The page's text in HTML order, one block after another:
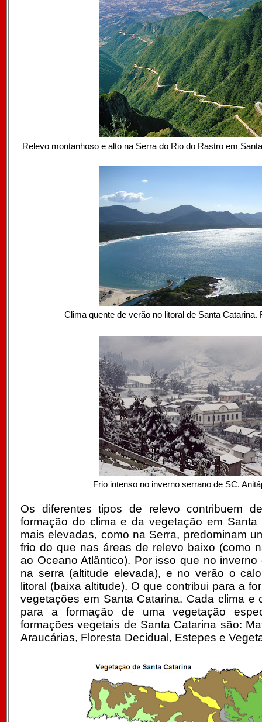
Relevo montanhoso e alto na Serra do Rio do Rastro em
Clima quente de verão no litoral de Santa Catarina.
Frio intenso no inverno serrano de SC.
Os diferentes tipos de relevo contribuem
formação do clima e da vegetação em Santa
mais elevadas, como na Serra, predominam
frio do que nas áreas de relevo baixo (como
ao Oceano Atlântico). Por isso que no
na serra (altitude elevada), e no verão o
litoral (baixa altitude). O que contribui para a
vegetações em Santa Catarina. Cada clima e
para a formação de uma vegetação
formações vegetais de Santa Catarina são:
Araucárias, Floresta Decidual, Estepes e